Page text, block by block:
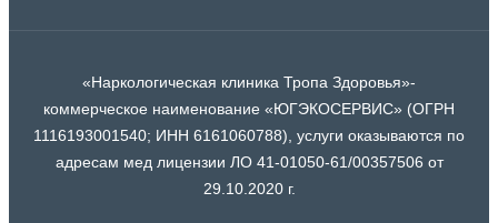
«Наркологическая клиника Тропа Здоровья»-
коммерческое наименование «ЮГЭКОСЕРВИС» (ОГРН
1116193001540; ИНН 6161060788), услуги оказываются по
адресам мед лицензии ЛО 41-01050-61/00357506 от
29.10.2020 г.